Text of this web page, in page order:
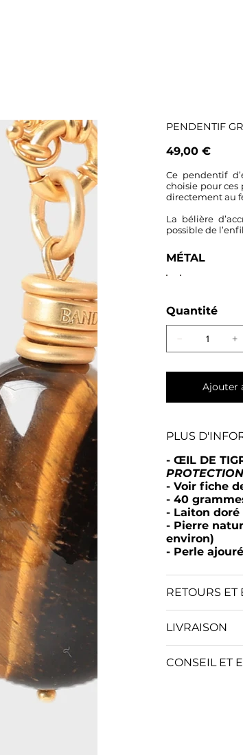
PENDENTIF
Prix
49,00 €
Ce pendentif
choisie pour ces
directement au
La bélière
possible de
MÉTAL
Quantité
Ajouter
PLUS
-ŒIL DE
PROTECTION
-Voir fiche
- 40
- Laiton doré
- Pierre
environ)
- Perle
RETOURS ET
LIVRAISON
CONSEIL ET